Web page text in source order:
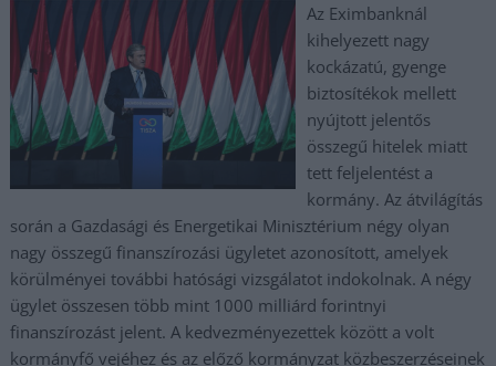
Az Eximbanknál
kihelyezett nagy
kockázatú, gyenge
biztosítékok mellett
nyújtott jelentős
összegű hitelek miatt
tett feljelentést a
kormány. Az átvilágítás
során a Gazdasági és Energetikai Minisztérium négy olyan
nagy összegű finanszírozási ügyletet azonosított, amelyek
körülményei további hatósági vizsgálatot indokolnak. A négy
ügylet összesen több mint 1000 milliárd forintnyi
finanszírozást jelent. A kedvezményezettek között a volt
kormányfő vejéhez és az előző kormányzat közbeszerzéseinek